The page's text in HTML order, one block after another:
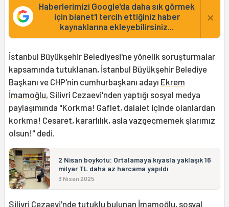
Haberlerimizi Google'da daha sık görmek
için bianet'i tercih ettiğiniz haber
kaynaklarına ekleyebilirsiniz...
×
İstanbul Büyükşehir Belediyesi'ne yönelik soruşturmalar
kapsamında tutuklanan, İstanbul Büyükşehir Belediye
Başkanı ve CHP'nin cumhurbaşkanı adayı Ekrem
İmamoğlu, Silivri Cezaevi'nden yaptığı sosyal medya
paylaşımında "Korkma! Gaflet, dalalet içinde olanlardan
korkma! Cesaret, kararlılık, asla vazgeçmemek şiarımız
olsun!" dedi.
2 Nisan boykotu: Ortalamaya kıyasla yaklaşık 16
milyar TL daha az harcama yapıldı
3 Nisan 2025
Silivri Cezaevi'nde tutuklu bulunan İmamoğlu, sosyal